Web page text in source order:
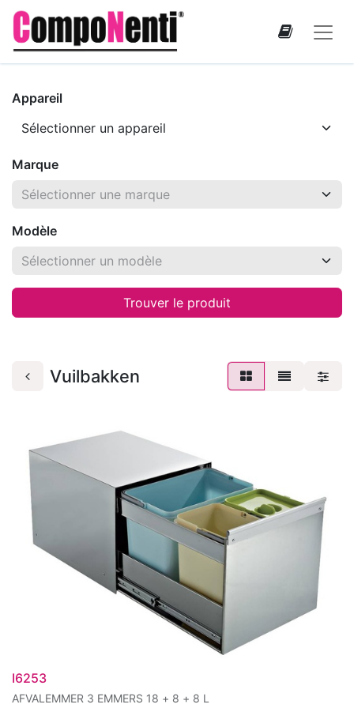
Appareil
Marque
Modèle
Trouver le produit
Vuilbakken
I6253
AFVALEMMER 3 EMMERS 18 + 8 + 8 L